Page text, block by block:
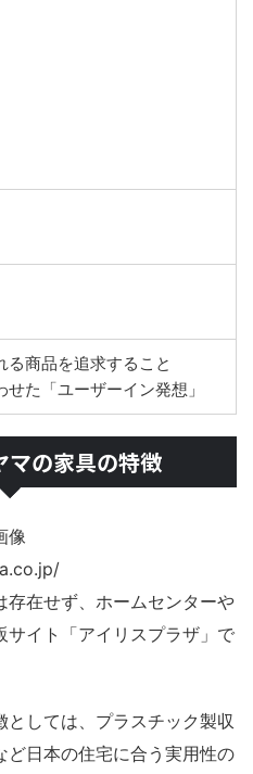
る商品を追求すること
せた「ユーザーイン発想」
マの家具の特徴
存在せず、ホームセンターや
イト「アイリスプラザ」で
しては、プラスチック製収
日本の住宅に合う実用性の